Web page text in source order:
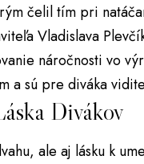
čelil tím pri
Vladislava
náročnosti vo
a sú pre diváka
Divákov
ale aj lásku k